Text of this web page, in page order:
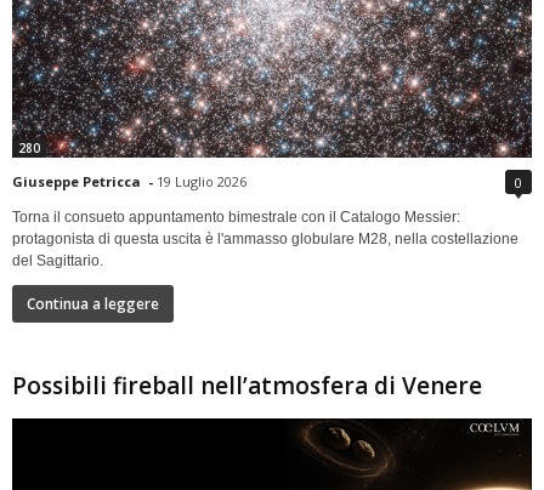
280
Giuseppe Petricca - 19 Luglio 2026 0
Torna il consueto appuntamento bimestrale con il Catalogo Messier:
protagonista di questa uscita è l'ammasso globulare M28, nella costellazione
del Sagittario.
Continua a leggere
Possibili fireball nell’atmosfera di Venere